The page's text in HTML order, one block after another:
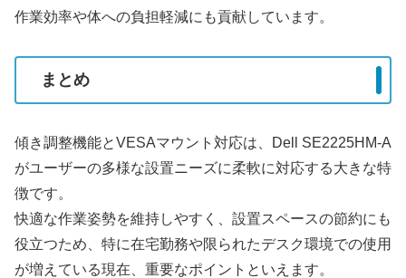
作業効率や体への負担軽減にも貢献しています。
まとめ
傾き調整機能とVESAマウント対応は、Dell SE2225HM-A
がユーザーの多様な設置ニーズに柔軟に対応する大きな特
徴です。
快適な作業姿勢を維持しやすく、設置スペースの節約にも
役立つため、特に在宅勤務や限られたデスク環境での使用
が増えている現在、重要なポイントといえます。